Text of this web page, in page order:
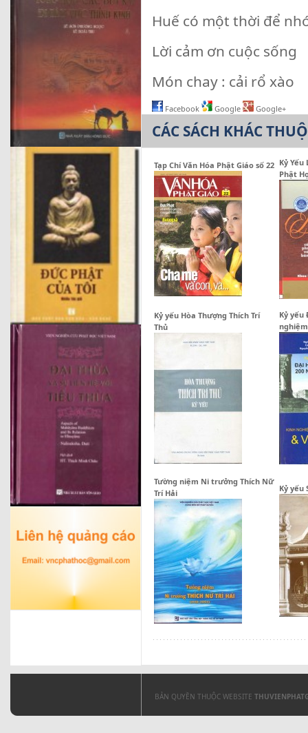
Huế có một thời để
Lời cảm ơn cuộc sống
Món chay : cải rổ xào
Facebook Google Google+
CÁC SÁCH KHÁC
Tạp Chí Văn Hóa Phật Giáo số 22 Kỷ
Phật
Kỷ yếu Hòa Thượng Thích Trí
Thủ
Kỷ yếu
Tường niệm Ni trưởng Thích Nữ
Trí Hải
Kỷ yếu
BẢN QUYỀN THUỘC WEBSITE